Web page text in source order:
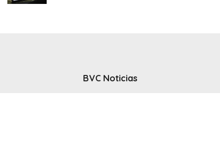
BVC Noticias